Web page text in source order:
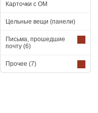
Карточки с ОМ
Цельные вещи (панели)
Письма, прошедшие
почту (6)
Прочее (7)